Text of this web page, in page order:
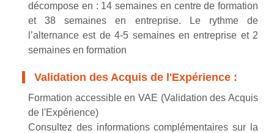
décompose en : 14 semaines en centre de formation
et 38 semaines en entreprise. Le rythme de
l’alternance est de 4-5 semaines en entreprise et 2
semaines en formation
Validation des Acquis de l'Expérience :
Formation accessible en VAE (Validation des Acquis
de l'Expérience)
Consultez des informations complémentaires sur la